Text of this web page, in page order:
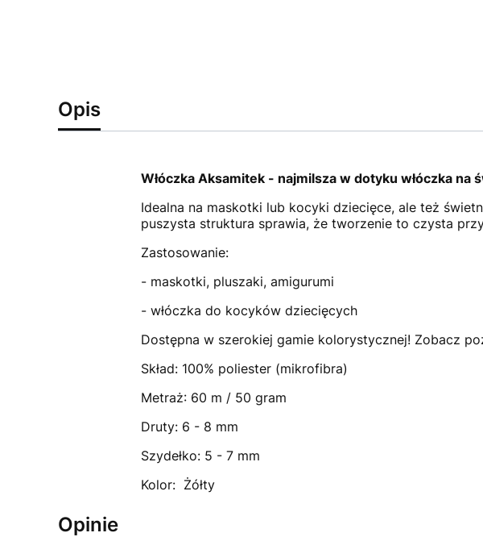
Opis
Włóczka Aksamitek - najmilsza w dotyku włóczka
Idealna na maskotki lub kocyki dziecięce, ale też
puszysta struktura sprawia, że tworzenie to czysta
Zastosowanie:
- maskotki, pluszaki, amigurumi
- włóczka do kocyków dziecięcych
Dostępna w szerokiej gamie kolorystycznej! Zobacz
Skład: 100% poliester (mikrofibra)
Metraż: 60 m / 50 gram
Druty: 6 - 8 mm
Szydełko: 5 - 7 mm
Kolor: Żółty
Opinie